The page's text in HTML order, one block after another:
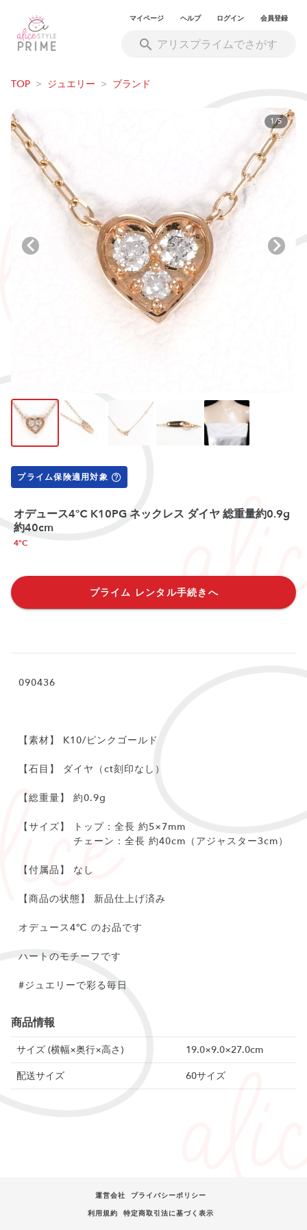
マイページ ヘルプ ログイン 会員登録
TOP > ジュエリー > ブランド
1/5
プライム保険適用対象
オデュース4℃ K10PG ネックレス ダイヤ 総重量約0.9g
約40cm
4°C
プライム レンタル手続きへ
090436
【素材】 K10/ピンクゴールド
【石目】 ダイヤ（ct刻印なし）
【総重量】 約0.9g
【サイズ】 トップ：全長 約5×7mm
チェーン：全長 約40cm（アジャスター3cm）
【付属品】 なし
【商品の状態】 新品仕上げ済み
オデュース4℃ のお品です
ハートのモチーフです
#ジュエリーで彩る毎日
商品情報
サイズ (横幅×奥行×高さ)
19.0×9.0×27.0cm
配送サイズ
60サイズ
運営会社
プライバシーポリシー
利用規約
特定商取引法に基づく表示